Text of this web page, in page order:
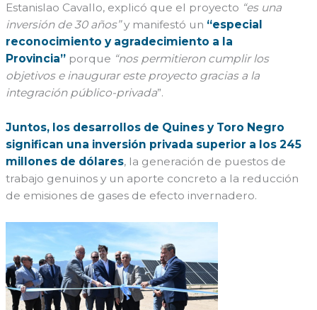
Estanislao Cavallo, explicó que el proyecto “es una
inversión de 30 años”y manifestó un “especial
reconocimiento y agradecimiento a la
Provincia” porque “nos permitieron cumplir los
objetivos e inaugurar este proyecto gracias a la
integración público-privada”.
Juntos, los desarrollos de Quines y Toro Negro
significan una inversión privada superior a los 245
millones de dólares, la generación de puestos de
trabajo genuinos y un aporte concreto a la reducción
de emisiones de gases de efecto invernadero.